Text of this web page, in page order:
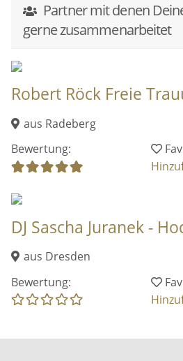
Partner mit denen
gerne zusammenarbeitet
Robert Röck Freie
aus Radeberg
Bewertung:
DJ Sascha Juranek -
aus Dresden
Bewertung: